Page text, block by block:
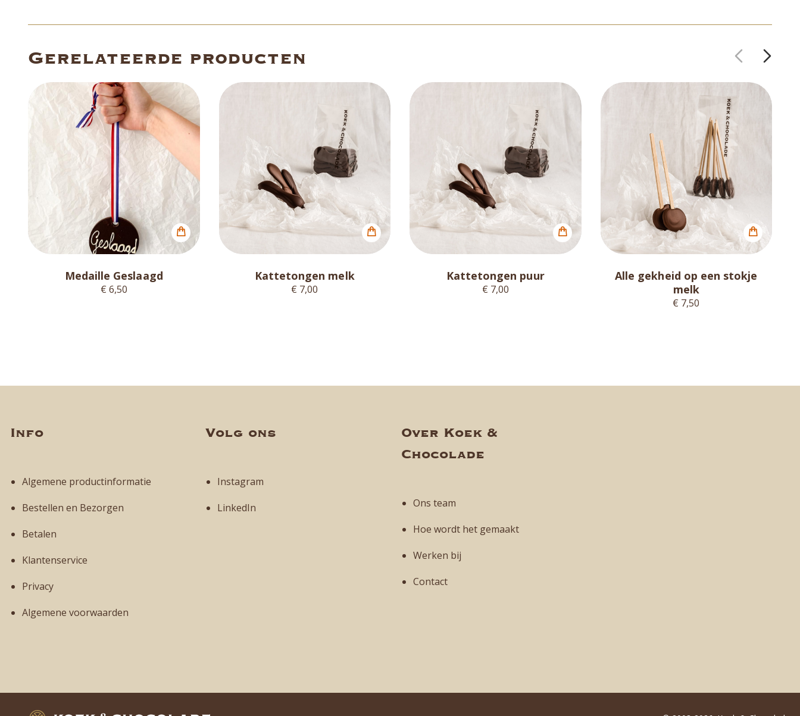
Gerelateerde producten
Medaille Geslaagd
€ 6,50
Kattetongen melk
€ 7,00
Kattetongen puur
€ 7,00
Alle gekheid op een stokje
melk
€ 7,50
Info
Algemene productinformatie
Bestellen en Bezorgen
Betalen
Klantenservice
Privacy
Algemene voorwaarden
Volg ons
Instagram
LinkedIn
Over Koek &
Chocolade
Ons team
Hoe wordt het gemaakt
Werken bij
Contact